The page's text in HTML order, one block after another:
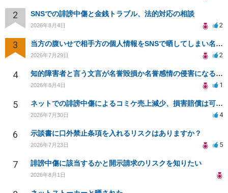
2 SNSでの誹謗中傷と金銭トラブル、法的対応の相談
2026年8月4日 2
3 当方の腹いせで相手方の個人情報をSNSで晒してしまい名誉毀損させてしまったかもしれない
2026年7月29日 2
4 知的障害者と言う文言が名誉毀損か名誉感情の侵害になるか教えてほしい。
2026年8月4日 1
5 ネットでの誹謗中傷によるコミケ売上減少、損害賠償は可能か？
2026年7月30日 4
6 示談書に口外禁止条項を入れるリスクはありますか？
2026年7月23日 5
7 誹謗中傷に該当するかと開示請求のリスクを知りたい
2026年8月1日